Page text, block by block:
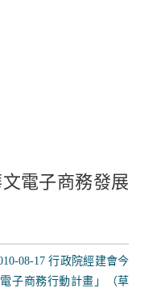
電子商務發展
08-17 行政院經建會今
子商務行動計畫」（草